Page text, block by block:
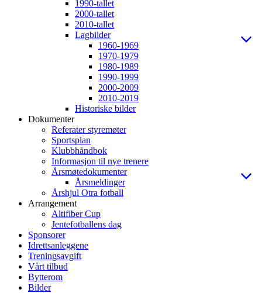
1990-tallet
2000-tallet
2010-tallet
Lagbilder
1960-1969
1970-1979
1980-1989
1990-1999
2000-2009
2010-2019
Historiske bilder
Dokumenter
Referater styremøter
Sportsplan
Klubbhåndbok
Informasjon til nye trenere
Årsmøtedokumenter
Årsmeldinger
Årshjul Otra fotball
Arrangement
Altifiber Cup
Jentefotballens dag
Sponsorer
Idrettsanleggene
Treningsavgift
Vårt tilbud
Bytterom
Bilder